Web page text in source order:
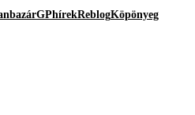
GPhírekReblogKöpönyeg